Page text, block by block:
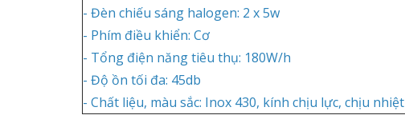
- Đèn chiếu sáng halogen: 2 x 5w
- Phím điều khiển: Cơ
- Tổng điện năng tiêu thụ: 180W/h
- Độ ồn tối đa: 45db
- Chất liệu, màu sắc: Inox 430, kính chịu lực, chịu nhiệt